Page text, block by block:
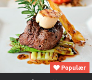
Populær